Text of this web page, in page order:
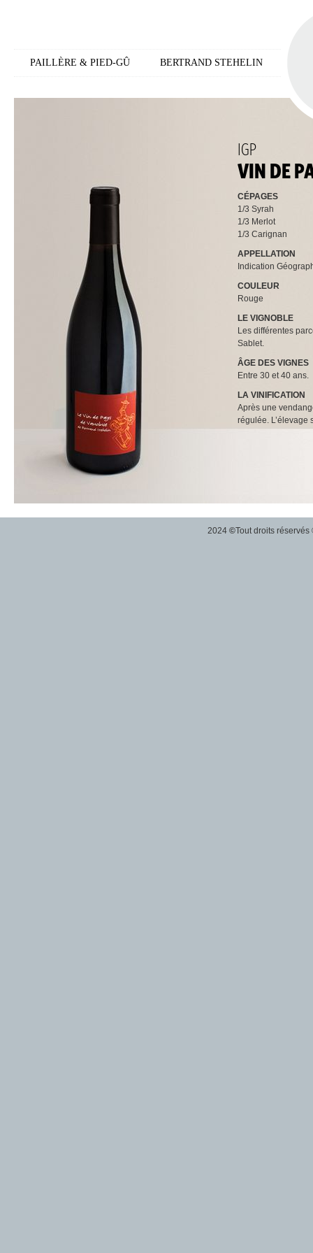
PAILLÈRE & PIED-GÛ BERTRAND STEHELIN
IGP
VIN DE
CÉPAGES
1/3 Syrah
1/3 Merlot
1/3 Carignan
APPELLATION
Indication
COULEUR
Rouge
LE VIGNOBLE
Les différentes
Sablet.
ÂGE DES VIGNES
Entre 30 et 40 ans.
LA VINIFICATION
Après une
régulée. L’élevage
2024 ©Tout droits